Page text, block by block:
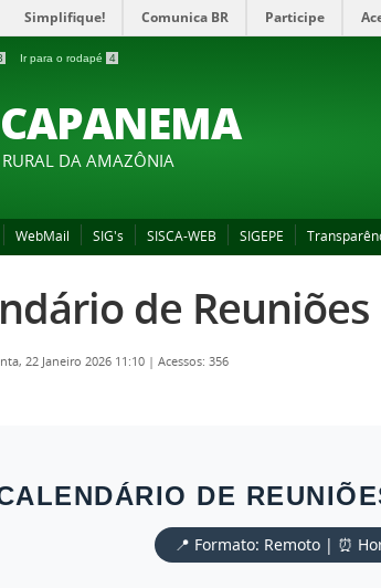
Simplifique! Comunica BR Participe
Ir para o rodapé 4
RURAL DA AMAZÔNIA
WebMail SIG's SISCA-WEB SIGEPE
de
22 Janeiro 2026 11:10 | Acessos: 356
DE
📍 Formato: Remoto | ⏰